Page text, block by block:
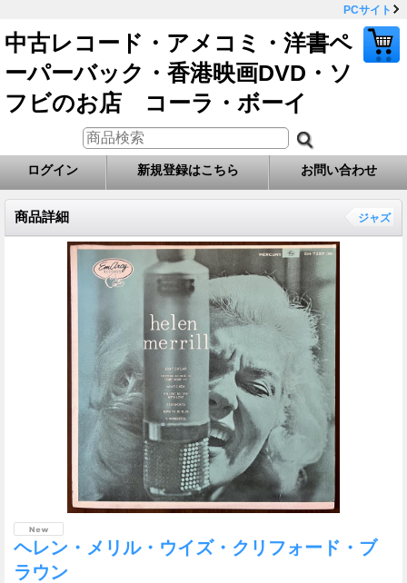
PCサイト
中古レコード・アメコミ・洋書ペ
ーパーバック・香港映画DVD・ソ
フビのお店 コーラ・ボーイ
ログイン 新規登録はこちら お問い合わせ
商品詳細 ジャズ
ヘレン・メリル・ウイズ・クリフォード・ブ
ラウン